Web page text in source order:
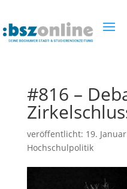
#816 –
veröffentlicht: 19.
Hochschulpolitik